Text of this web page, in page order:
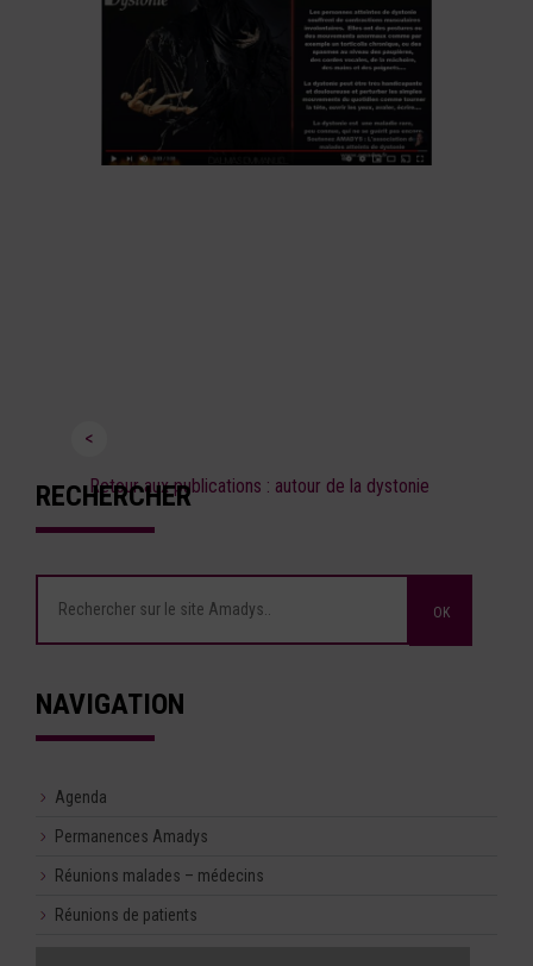
<
Retour aux publications : autour de la dystonie
RECHERCHER
NAVIGATION
Agenda
Permanences Amadys
Réunions malades – médecins
Réunions de patients